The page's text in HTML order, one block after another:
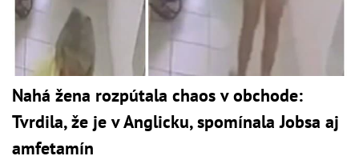
Nahá žena rozpútala chaos v obchode:
Tvrdila, že je v Anglicku, spomínala Jobsa aj
amfetamín